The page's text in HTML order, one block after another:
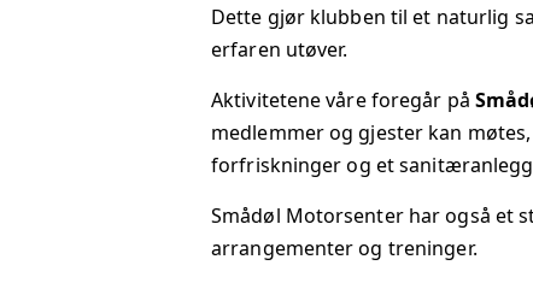
Dette gjør klubben til et naturlig
erfaren utøver.
Aktivitetene våre foregår på
medlemmer og gjester kan
forfriskninger og et
Smådøl Motorsenter har også et
arrangementer og treninger.